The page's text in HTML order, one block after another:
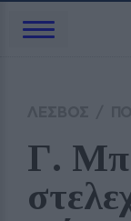
Γ.